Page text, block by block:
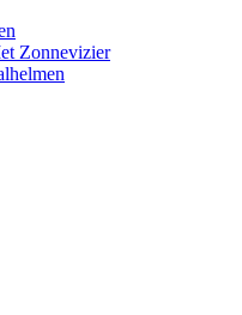
Zonnevizier